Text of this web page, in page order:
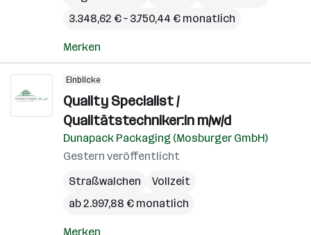
3.348,62 € – 3.750,44 € monatlich
Merken
Einblicke
Quality Specialist /
Qualitätstechniker:in m/w/d
Dunapack Packaging (Mosburger GmbH)
Gestern veröffentlicht
Straßwalchen
Vollzeit
ab 2.997,88 € monatlich
Merken